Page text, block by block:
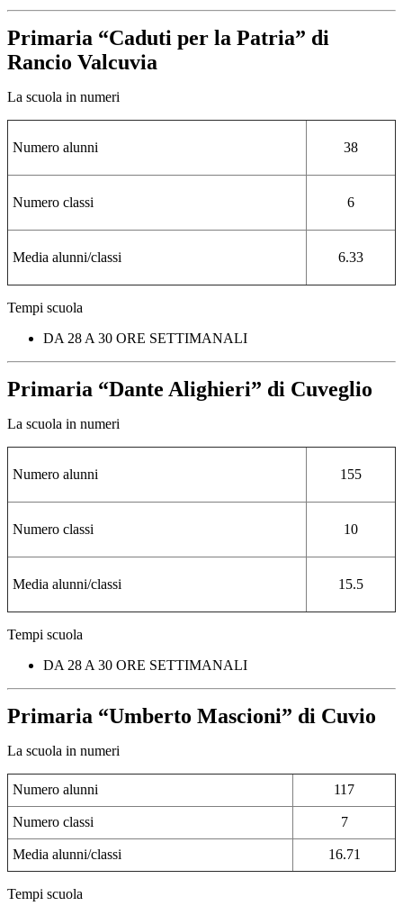
Primaria “Caduti per la Patria” di
Rancio Valcuvia
La scuola in numeri
Numero alunni 38
Numero classi 6
Media alunni/classi 6.33
Tempi scuola
DA 28 A 30 ORE SETTIMANALI
Primaria “Dante Alighieri” di Cuveglio
La scuola in numeri
Numero alunni 155
Numero classi 10
Media alunni/classi 15.5
Tempi scuola
DA 28 A 30 ORE SETTIMANALI
Primaria “Umberto Mascioni” di Cuvio
La scuola in numeri
Numero alunni 117
Numero classi 7
Media alunni/classi 16.71
Tempi scuola